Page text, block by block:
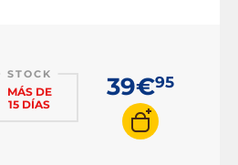
STOCK
MÁS DE
15 DÍAS
39€95